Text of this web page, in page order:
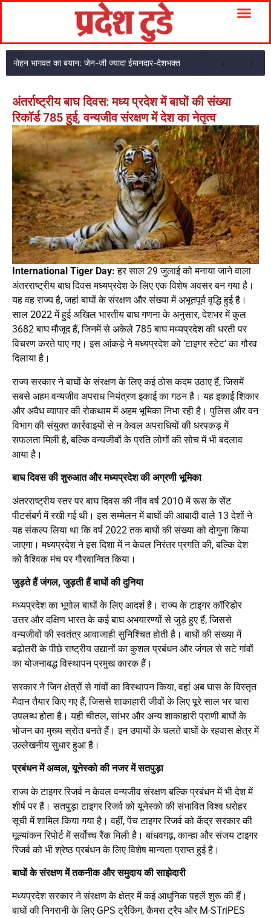
मोहन भागवत का बयान: जेन-जी ज्यादा ईमानदार-देशभक्त
अंतर्राष्ट्रीय बाघ दिवस: मध्य प्रदेश में बाघों की संख्या
रिकॉर्ड 785 हुई, वन्यजीव संरक्षण में देश का नेतृत्व
International Tiger Day:हर साल 29 जुलाई को मनाया जाने वाला
अंतरराष्ट्रीय बाघ दिवस मध्यप्रदेश के लिए एक विशेष अवसर बन गया है।
यह वह राज्य है, जहां बाघों के संरक्षण और संख्या में अभूतपूर्व वृद्धि हुई है।
साल 2022 में हुई अखिल भारतीय बाघ गणना के अनुसार, देशभर में कुल
3682 बाघ मौजूद हैं, जिनमें से अकेले 785 बाघ मध्यप्रदेश की धरती पर
विचरण करते पाए गए। इस आंकड़े ने मध्यप्रदेश को ‘टाइगर स्टेट’ का गौरव
दिलाया है।
राज्य सरकार ने बाघों के संरक्षण के लिए कई ठोस कदम उठाए हैं, जिसमें
सबसे अहम वन्यजीव अपराध नियंत्रण इकाई का गठन है। यह इकाई शिकार
और अवैध व्यापार की रोकथाम में अहम भूमिका निभा रही है। पुलिस और वन
विभाग की संयुक्त कार्रवाइयों से न केवल अपराधियों की धरपकड़ में
सफलता मिली है, बल्कि वन्यजीवों के प्रति लोगों की सोच में भी बदलाव
आया है।
बाघ दिवस की शुरुआत और मध्यप्रदेश की अग्रणी भूमिका
अंतरराष्ट्रीय स्तर पर बाघ दिवस की नींव वर्ष 2010 में रूस के सेंट
पीटर्सबर्ग में रखी गई थी। इस सम्मेलन में बाघों की आबादी वाले 13 देशों ने
यह संकल्प लिया था कि वर्ष 2022 तक बाघों की संख्या को दोगुना किया
जाएगा। मध्यप्रदेश ने इस दिशा में न केवल निरंतर प्रगति की, बल्कि देश
को वैश्विक मंच पर गौरवान्वित किया।
जुड़ते हैं जंगल, जुड़ती हैं बाघों की दुनिया
मध्यप्रदेश का भूगोल बाघों के लिए आदर्श है। राज्य के टाइगर कॉरिडोर
उत्तर और दक्षिण भारत के कई बाघ अभयारण्यों से जुड़े हुए हैं, जिससे
वन्यजीवों की स्वतंत्र आवाजाही सुनिश्चित होती है। बाघों की संख्या में
बढ़ोतरी के पीछे राष्ट्रीय उद्यानों का कुशल प्रबंधन और जंगल से सटे गांवों
का योजनाबद्ध विस्थापन प्रमुख कारक हैं।
सरकार ने जिन क्षेत्रों से गांवों का विस्थापन किया, वहां अब घास के विस्तृत
मैदान तैयार किए गए हैं, जिससे शाकाहारी जीवों के लिए पूरे साल भर चारा
उपलब्ध होता है। यही चीतल, सांभर और अन्य शाकाहारी प्राणी बाघों के
भोजन का मुख्य स्रोत बनते हैं। इन उपायों के चलते बाघों के रहवास क्षेत्र में
उल्लेखनीय सुधार हुआ है।
प्रबंधन में अव्वल, यूनेस्को की नजर में सतपुड़ा
राज्य के टाइगर रिजर्व न केवल वन्यजीव संरक्षण बल्कि प्रबंधन में भी देश में
शीर्ष पर हैं। सतपुड़ा टाइगर रिजर्व को यूनेस्को की संभावित विश्व धरोहर
सूची में शामिल किया गया है। वहीं, पेंच टाइगर रिजर्व को केंद्र सरकार की
मूल्यांकन रिपोर्ट में सर्वोच्च रैंक मिली है। बांधवगढ़, कान्हा और संजय टाइगर
रिजर्व को भी श्रेष्ठ प्रबंधन के लिए विशेष मान्यता प्राप्त हुई है।
बाघों के संरक्षण में तकनीक और समुदाय की साझेदारी
मध्यप्रदेश सरकार ने संरक्षण के क्षेत्र में कई आधुनिक पहलें शुरू की हैं।
बाघों की निगरानी के लिए GPS ट्रैकिंग, कैमरा ट्रैप और M-STriPES